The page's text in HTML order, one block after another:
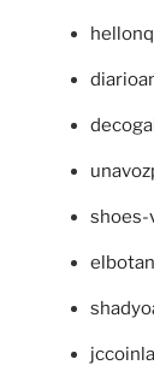
shoes-